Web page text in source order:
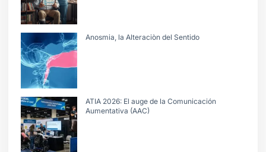
Anosmia, la Alteraciòn del Sentido
ATIA 2026: El auge de la Comunicación
Aumentativa (AAC)